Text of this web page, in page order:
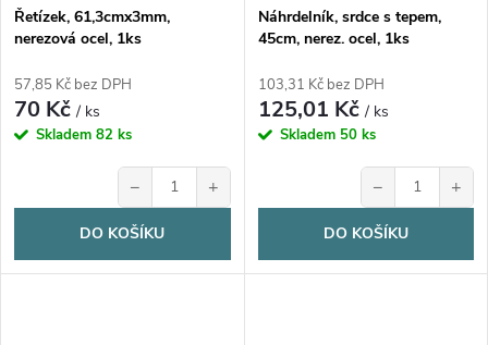
Řetízek, 61,3cmx3mm,
nerezová ocel, 1ks
57,85 Kč bez DPH
70 Kč/ ks
Skladem 82 ks
− +
DO KOŠÍKU
Náhrdelník, srdce s tepem,
45cm, nerez. ocel, 1ks
103,31 Kč bez DPH
125,01 Kč/ ks
Skladem 50 ks
− +
DO KOŠÍKU